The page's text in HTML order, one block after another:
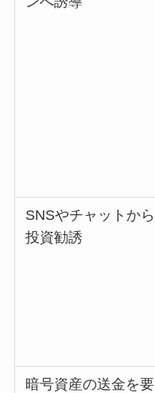
SNSやチャットから
投資勧誘
暗号資産の送金を要